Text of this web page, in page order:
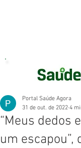
“Meus dedos
um escapou”,
Portal Saúde Agora
31 de out. de 2022 4